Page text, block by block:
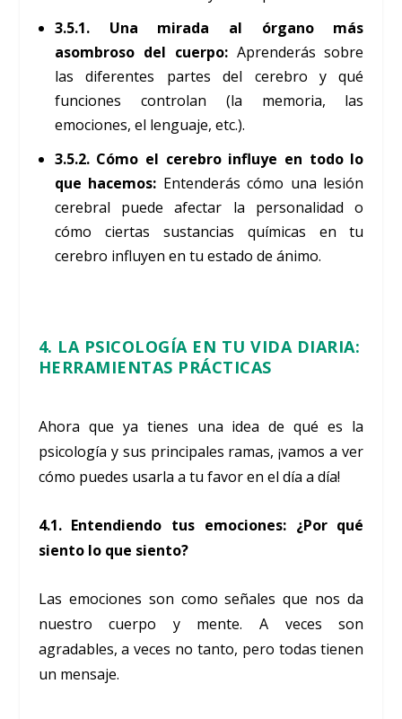
3.5.1. Una mirada al órgano más
asombroso del cuerpo:Aprenderás sobre
las diferentes partes del cerebro y qué
funciones controlan (la memoria, las
emociones, el lenguaje, etc.).
3.5.2. Cómo el cerebro influye en todo lo
que hacemos: Entenderás cómo una lesión
cerebral puede afectar la personalidad o
cómo ciertas sustancias químicas en tu
cerebro influyen en tu estado de ánimo.
4. LA PSICOLOGÍA EN TU VIDA DIARIA:
HERRAMIENTAS PRÁCTICAS
Ahora que ya tienes una idea de qué es la
psicología y sus principales ramas, ¡vamos a ver
cómo puedes usarla a tu favor en el día a día!
4.1. Entendiendo tus emociones: ¿Por qué
siento lo que siento?
Las emociones son como señales que nos da
nuestro cuerpo y mente. A veces son
agradables, a veces no tanto, pero todas tienen
un mensaje.